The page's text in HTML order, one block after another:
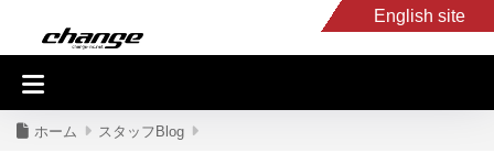
English site
入庫車情報
ホーム スタッフBlog